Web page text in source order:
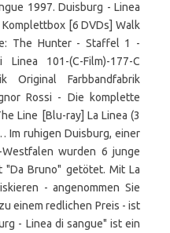
1997. Duisburg - Linea
Komplettbox [6 DVDs] Walk
The Hunter - Staffel 1 -
101-(C-Film)-177-C
Original Farbbandfabrik
Rossi - Die komplette
Line [Blu-ray] La Linea (3
Im ruhigen Duisburg, einer
wurden 6 junge
"Da Bruno" getötet. Mit La
- angenommen Sie
einem redlichen Preis - ist
- Linea di sangue" ist ein